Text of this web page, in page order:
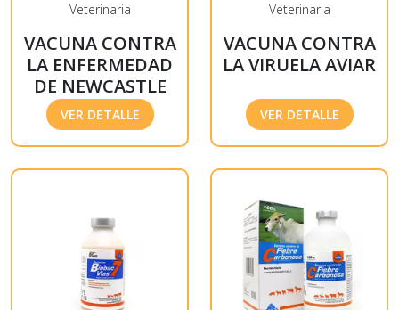
Veterinaria
VACUNA CONTRA
LA ENFERMEDAD
DE NEWCASTLE
VER DETALLE
Veterinaria
VACUNA CONTRA
LA VIRUELA AVIAR
VER DETALLE